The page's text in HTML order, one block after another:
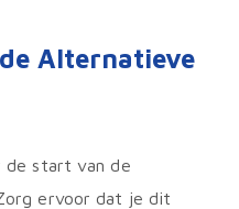
Alternatieve
de start van de
ervoor dat je dit